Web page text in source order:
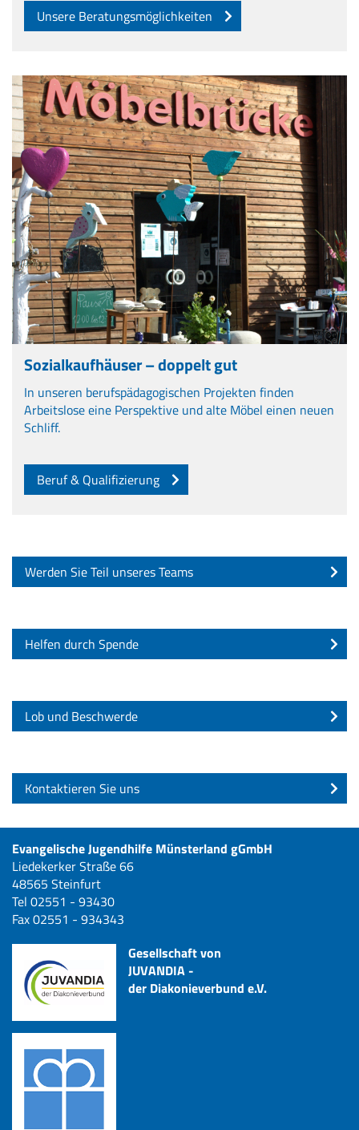
Unsere Beratungsmöglichkeiten
Sozialkaufhäuser – doppelt gut
In unseren berufspädagogischen Projekten finden
Arbeitslose eine Perspektive und alte Möbel einen neuen
Schliff.
Beruf & Qualifizierung
Werden Sie Teil unseres Teams
Helfen durch Spende
Lob und Beschwerde
Kontaktieren Sie uns
Evangelische Jugendhilfe Münsterland gGmbH
Liedekerker Straße 66
48565 Steinfurt
Tel 02551 - 93430
Fax 02551 - 934343
Gesellschaft von
JUVANDIA -
der Diakonieverbund e.V.